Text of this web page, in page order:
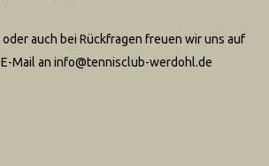
oder auch bei Rückfragen freuen wir uns auf
E-Mail an info@tennisclub-werdohl.de